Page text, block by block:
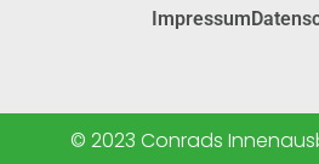
Impressum
© 2023 Conrads